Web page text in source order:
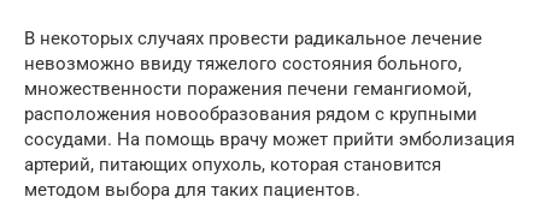
В некоторых случаях провести радикальное лечение
невозможно ввиду тяжелого состояния больного,
множественности поражения печени гемангиомой,
расположения новообразования рядом с крупными
сосудами. На помощь врачу может прийти эмболизация
артерий, питающих опухоль, которая становится
методом выбора для таких пациентов.